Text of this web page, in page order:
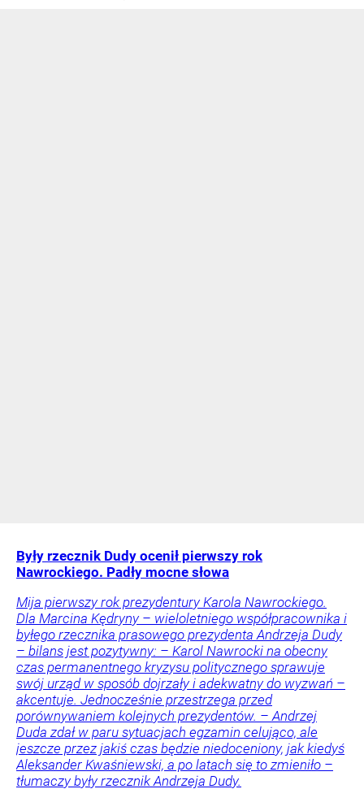
Były rzecznik Dudy ocenił pierwszy rok
Nawrockiego. Padły mocne słowa
Mija pierwszy rok prezydentury Karola Nawrockiego.
Dla Marcina Kędryny – wieloletniego współpracownika i
byłego rzecznika prasowego prezydenta Andrzeja Dudy
– bilans jest pozytywny: – Karol Nawrocki na obecny
czas permanentnego kryzysu politycznego sprawuje
swój urząd w sposób dojrzały i adekwatny do wyzwań –
akcentuje. Jednocześnie przestrzega przed
porównywaniem kolejnych prezydentów. – Andrzej
Duda zdał w paru sytuacjach egzamin celująco, ale
jeszcze przez jakiś czas będzie niedoceniony, jak kiedyś
Aleksander Kwaśniewski, a po latach się to zmieniło –
tłumaczy były rzecznik Andrzeja Dudy.